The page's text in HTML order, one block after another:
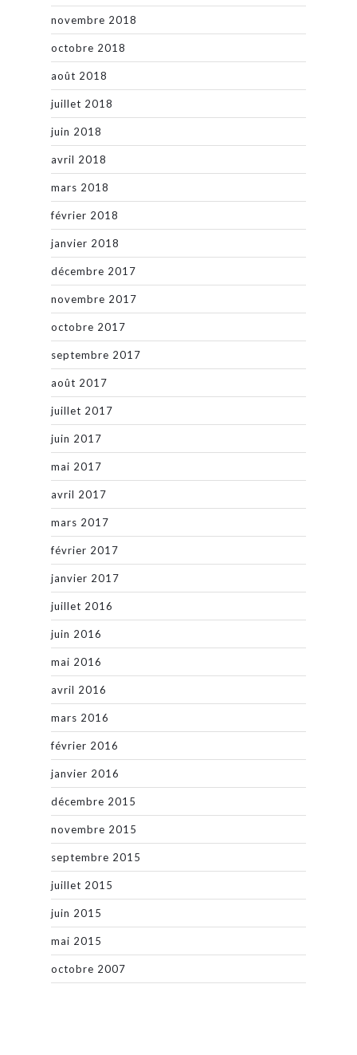
novembre 2018
octobre 2018
août 2018
juillet 2018
juin 2018
avril 2018
mars 2018
février 2018
janvier 2018
décembre 2017
novembre 2017
octobre 2017
septembre 2017
août 2017
juillet 2017
juin 2017
mai 2017
avril 2017
mars 2017
février 2017
janvier 2017
juillet 2016
juin 2016
mai 2016
avril 2016
mars 2016
février 2016
janvier 2016
décembre 2015
novembre 2015
septembre 2015
juillet 2015
juin 2015
mai 2015
octobre 2007